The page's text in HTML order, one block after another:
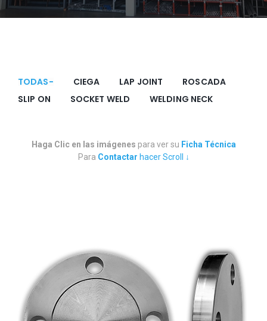
TODAS CIEGA LAP JOINT
ROSCADA
SLIP ON
SOCKET WELD WELDING NECK
Haga Clic en las imágenes para ver su Ficha Técnica
Para Contactar hacer Scroll ↓